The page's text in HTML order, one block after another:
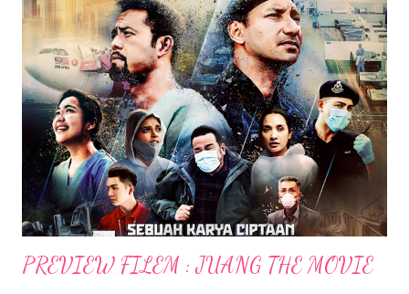
PREVIEW FILEM : JUANG THE MOVIE